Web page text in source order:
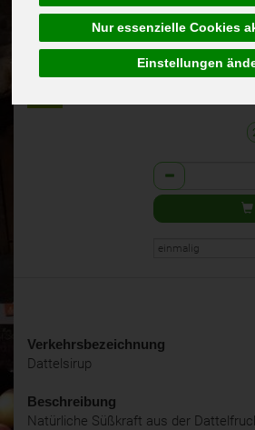
Nur essenzielle Cookies
Einstellungen
Rapunzel
Tunesien
BIO
BCS
Anzahl
Verkehrsbezeichnung
Dattelsirup
Beschreibung
Natürliche Süßkraft aus der